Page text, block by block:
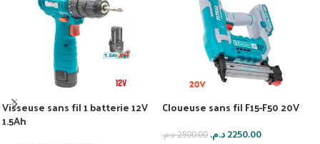
Visseuse sans fil 1 batterie 12V
1.5Ah
Cloueuse sans fil F15-F50 20V
2500.00د.م. 2250.00د.م.